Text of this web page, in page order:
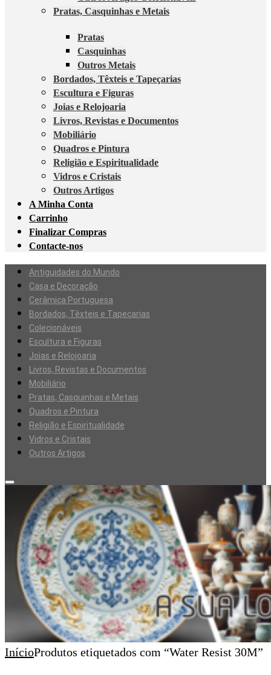
Pratas, Casquinhas e Metais
Pratas
Casquinhas
Outros Metais
Bordados, Têxteis e Tapeçarias
Escultura e Figuras
Joias e Relojoaria
Livros, Revistas e Documentos
Mobiliário
Quadros e Pintura
Religião e Espiritualidade
Vidros e Cristais
Outros Artigos
A Minha Conta
Carrinho
Finalizar Compras
Contacte-nos
Antiguidades do Mundo
Casa e Decoração
Cerâmica Portuguesa
Bordados, Têxteis e Tapeçarias
Colecionáveis
Escultura e Figuras
Joias e Relojoaria
Livros, Revistas e Documentos
Mobiliário
Pratas, Casquinhas e Metais
Quadros e Pintura
Religião e Espiritualidade
Vidros e Cristais
Outros Artigos
InícioProdutos etiquetados com “Water Resist 30M”